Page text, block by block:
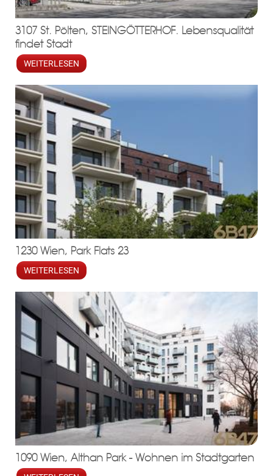
ebo agr ed
3107 St. Pölten, STEINGÖTTERHOF. Lebensqualität
findet Stadt
WEITERLESEN
1230 Wien, Park Flats 23
WEITERLESEN
1090 Wien, Althan Park - Wohnen im Stadtgarten